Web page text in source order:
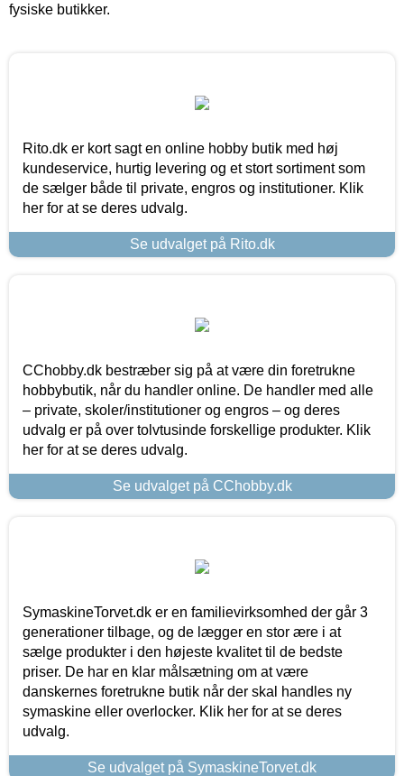
fysiske butikker.
Rito.dk er kort sagt en online hobby butik med høj
kundeservice, hurtig levering og et stort sortiment som
de sælger både til private, engros og institutioner. Klik
her for at se deres udvalg.
Se udvalget på Rito.dk
CChobby.dk bestræber sig på at være din foretrukne
hobbybutik, når du handler online. De handler med alle
– private, skoler/institutioner og engros – og deres
udvalg er på over tolvtusinde forskellige produkter. Klik
her for at se deres udvalg.
Se udvalget på CChobby.dk
SymaskineTorvet.dk er en familievirksomhed der går 3
generationer tilbage, og de lægger en stor ære i at
sælge produkter i den højeste kvalitet til de bedste
priser. De har en klar målsætning om at være
danskernes foretrukne butik når der skal handles ny
symaskine eller overlocker. Klik her for at se deres
udvalg.
Se udvalget på SymaskineTorvet.dk